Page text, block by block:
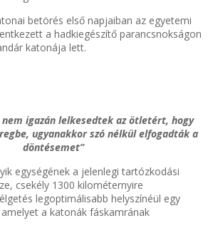
betörés első napjaiban az egyetemi
a hadkiegészítő parancsnokságon
katonája lett.
igazán lelkesedtek az ötletért, hogy
ugyanakkor szó nélkül elfogadták a
döntésemet”
egységének a jelenlegi tartózkodási
csekély 1300 kilométernyire
legoptimálisabb helyszínéül egy
a katonák fáskamrának